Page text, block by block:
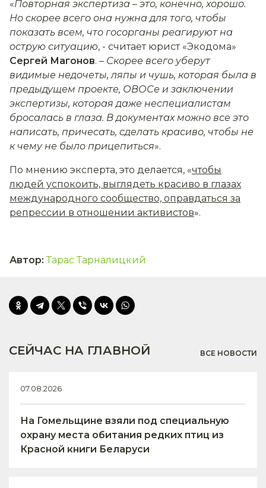
«Повторная экспертиза – это, конечно, хорошо.
Но скорее всего она нужна для того, чтобы
показать всем, что госорганы реагируют на
острую ситуацию, - считает юрист «Экодома»
Сергей Магонов. – Скорее всего уберут
видимые недочеты, ляпы и чушь, которая была в
предыдущем проекте, ОВОСе и заключении
экспертизы, которая даже неспециалистам
бросалась в глаза. В документах можно все это
написать, причесать, сделать красиво, чтобы не
к чему не было прицепиться».
По мнению эксперта, это делается, «чтобы
людей успокоить, выглядеть красиво в глазах
международного сообщество, оправдаться за
репрессии в отношении активистов».
Автор: Тарас Тарналицкий
СЕЙЧАС НА ГЛАВНОЙ ВСЕ НОВОСТИ
07.08.2026
На Гомельщине взяли под специальную
охрану места обитания редких птиц из
Красной книги Беларуси